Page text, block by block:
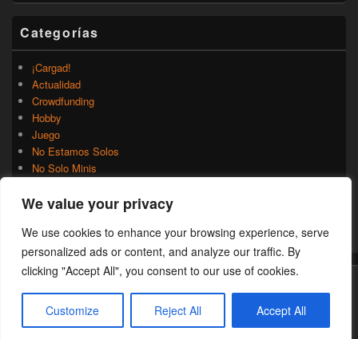
We value your privacy
We use cookies to enhance your browsing experience, serve
personalized ads or content, and analyze our traffic. By
clicking "Accept All", you consent to our use of cookies.
Customize Reject All Accept All
Categorías
¡Cargad!
Actualidad
Crowdfunding
Hobby
Juego
No Estamos Solos
No Solo Minis
Rumores
Uncategorized
¡Cargad!
. Todos los Derechos Reservados.